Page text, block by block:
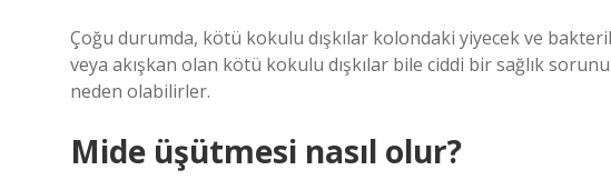
Çoğu durumda, kötü kokulu dışkılar kolondaki yiyecek ve
veya akışkan olan kötü kokulu dışkılar bile ciddi bir sağlık
neden olabilirler.
Mide üşütmesi nasıl olur?